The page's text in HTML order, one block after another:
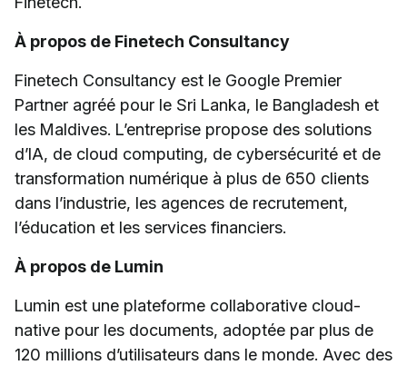
À propos de Finetech Consultancy
Finetech Consultancy est le Google Premier
Partner agréé pour le Sri Lanka, le Bangladesh et
les Maldives. L’entreprise propose des solutions
d’IA, de cloud computing, de cybersécurité et de
transformation numérique à plus de 650 clients
dans l’industrie, les agences de recrutement,
l’éducation et les services financiers.
À propos de Lumin
Lumin est une plateforme collaborative cloud-
native pour les documents, adoptée par plus de
120 millions d’utilisateurs dans le monde. Avec des